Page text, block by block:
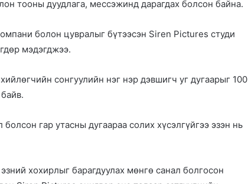
тооны дуудлага, мессэжинд дарагдах болсон байна.
болон цувралыг бүтээсэн Siren Pictures студи
мэдэгджээ.
сонгуулийн нэг нэр дэвшигч уг дугаарыг 100
гар утасны дугаараа солих хүсэлгүйгээ эзэн нь
хохирлыг барагдуулах мөнгө санал болгосон